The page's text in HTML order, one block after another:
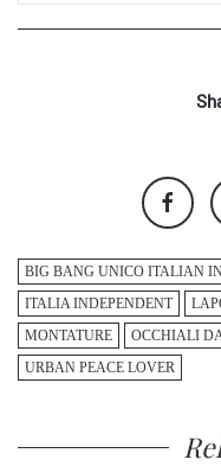
BIG BANG UNICO ITALIAN
ITALIA INDEPENDENT
MONTATURE
OCCHIALI
URBAN PEACE LOVER